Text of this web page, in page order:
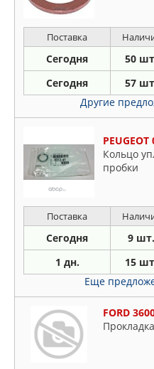
Поставка
Сегодня 50
Сегодня 57
Другие
PEUGEOT
Кольцо
пробки
Поставка
Сегодня 9 шт.
1 дн. 15
Еще
FORD